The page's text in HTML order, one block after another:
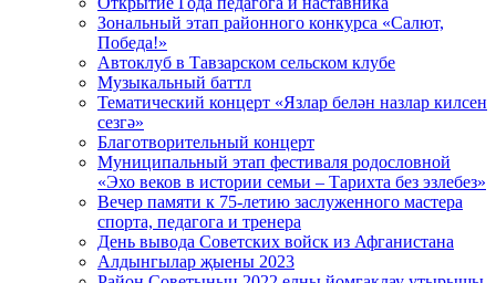
Зональный этап районного конкурса «Салют,
Победа!»
Автоклуб в Тавзарском сельском клубе
Музыкальный баттл
Тематический концерт «Язлар белән назлар килсен
сезгә»
Благотворительный концерт
Муниципальный этап фестиваля родословной
«Эхо веков в истории семьи – Тарихта без эзлебез»
Вечер памяти к 75-летию заслуженного мастера
спорта, педагога и тренера
День вывода Советских войск из Афганистана
Алдынгылар җыены 2023